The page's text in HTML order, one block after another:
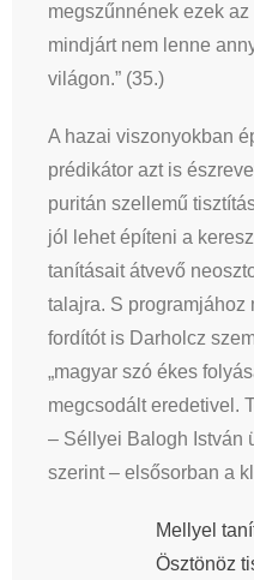
megszűnnének ezek az
mindjárt nem lenne
világon.” (35.)
A hazai viszonyokban
prédikátor azt is
puritán szellemű
jól lehet építeni a
tanításait átvevő
talajra. S programjához
fordítót is Darholcz
„magyar szó ékes
megcsodált eredetivel.
– Séllyei Balogh István
szerint – elsősorban a
Mellyel
Ösztönöz